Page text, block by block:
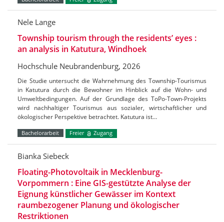
Nele Lange
Township tourism through the residents’ eyes :
an analysis in Katutura, Windhoek
Hochschule Neubrandenburg, 2026
Die Studie untersucht die Wahrnehmung des Township-Tourismus
in Katutura durch die Bewohner im Hinblick auf die Wohn- und
Umweltbedingungen. Auf der Grundlage des ToPo-Town-Projekts
wird nachhaltiger Tourismus aus sozialer, wirtschaftlicher und
ökologischer Perspektive betrachtet. Katutura ist…
Bachelorarbeit Freier Zugang
Bianka Siebeck
Floating-Photovoltaik in Mecklenburg-
Vorpommern : Eine GIS-gestützte Analyse der
Eignung künstlicher Gewässer im Kontext
raumbezogener Planung und ökologischer
Restriktionen